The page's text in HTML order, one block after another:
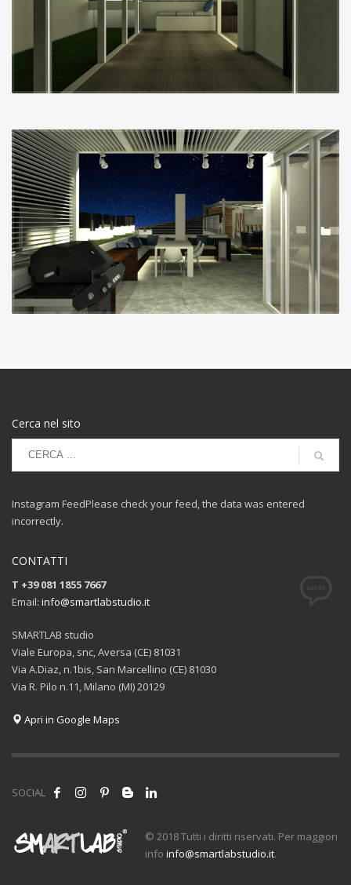
Cerca nel sito
Instagram FeedPlease check your feed, the data was entered
incorrectly.
CONTATTI
T +39 081 1855 7667
Email: info@smartlabstudio.it
SMARTLAB studio
Viale Europa, snc, Aversa (CE) 81031
Via A.Diaz, n.1bis, San Marcellino (CE) 81030
Via R. Pilo n.11, Milano (MI) 20129
Apri in Google Maps
SOCIAL
© 2018 Tutti i diritti riservati. Per maggiori
info info@smartlabstudio.it.